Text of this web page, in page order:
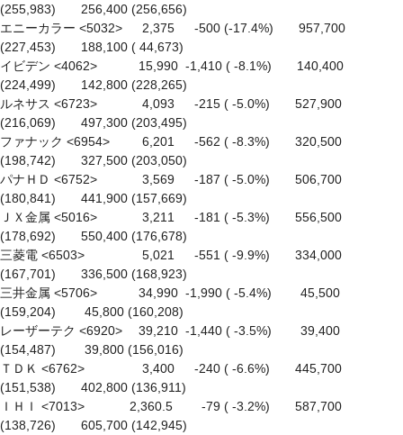
(255,983)　　256,400 (256,656)
エニーカラー <5032> 　 2,375 　 -500 (-17.4%)　　957,700
(227,453)　　188,100 ( 44,673)
イビデン <4062> 　　　15,990  -1,410 ( -8.1%)　　140,400
(224,499)　　142,800 (228,265)
ルネサス <6723> 　　　 4,093 　 -215 ( -5.0%)　　527,900
(216,069)　　497,300 (203,495)
ファナック <6954> 　　 6,201 　 -562 ( -8.3%)　　320,500
(198,742)　　327,500 (203,050)
パナＨＤ <6752> 　　　 3,569 　 -187 ( -5.0%)　　506,700
(180,841)　　441,900 (157,669)
ＪＸ金属 <5016> 　　　 3,211 　 -181 ( -5.3%)　　556,500
(178,692)　　550,400 (176,678)
三菱電 <6503> 　　　　 5,021 　 -551 ( -9.9%)　　334,000
(167,701)　　336,500 (168,923)
三井金属 <5706> 　　　34,990  -1,990 ( -5.4%)　　 45,500
(159,204)　　 45,800 (160,208)
レーザーテク <6920> 　39,210  -1,440 ( -3.5%)　　 39,400
(154,487)　　 39,800 (156,016)
ＴＤＫ <6762> 　　　　 3,400 　 -240 ( -6.6%)　　445,700
(151,538)　　402,800 (136,911)
ＩＨＩ <7013> 　　　 2,360.5　　 -79 ( -3.2%)　　587,700
(138,726)　　605,700 (142,945)